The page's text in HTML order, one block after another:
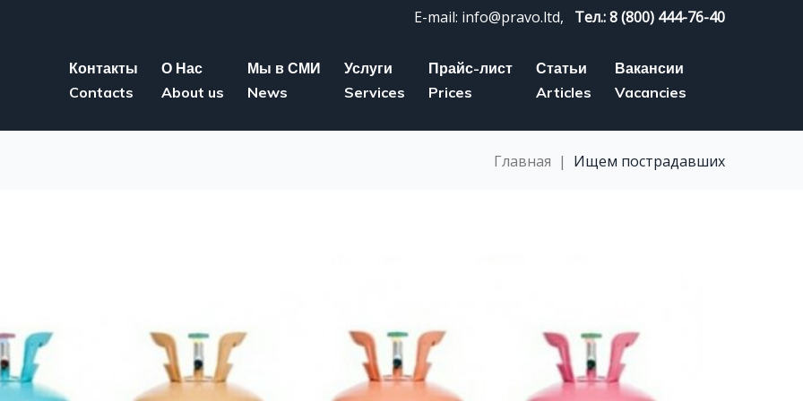
E-mail: info@pravo.ltd, Тел.: 8 (800) 444-76-40
Контакты
Contacts
О Нас
About us
Мы в СМИ
News
Услуги
Services
Прайс-лист
Prices
Статьи
Articles
Вакансии
Vacancies
Главная | Ищем пострадавших